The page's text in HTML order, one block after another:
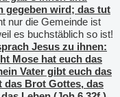
gegeben wird; das tut
nur die Gemeinde ist
es buchstäblich so ist!
Jesus zu ihnen:
Mose hat euch das
Vater gibt euch das
das Brot Gottes, das